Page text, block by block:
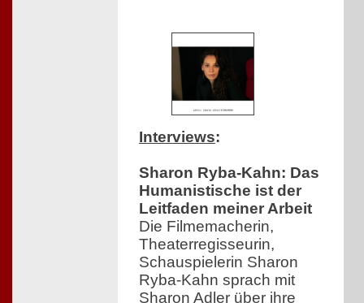
Interviews:
Sharon Ryba-Kahn: Das
Humanistische ist der
Leitfaden meiner Arbeit
Die Filmemacherin,
Theaterregisseurin,
Schauspielerin Sharon
Ryba-Kahn sprach mit
Sharon Adler über ihre